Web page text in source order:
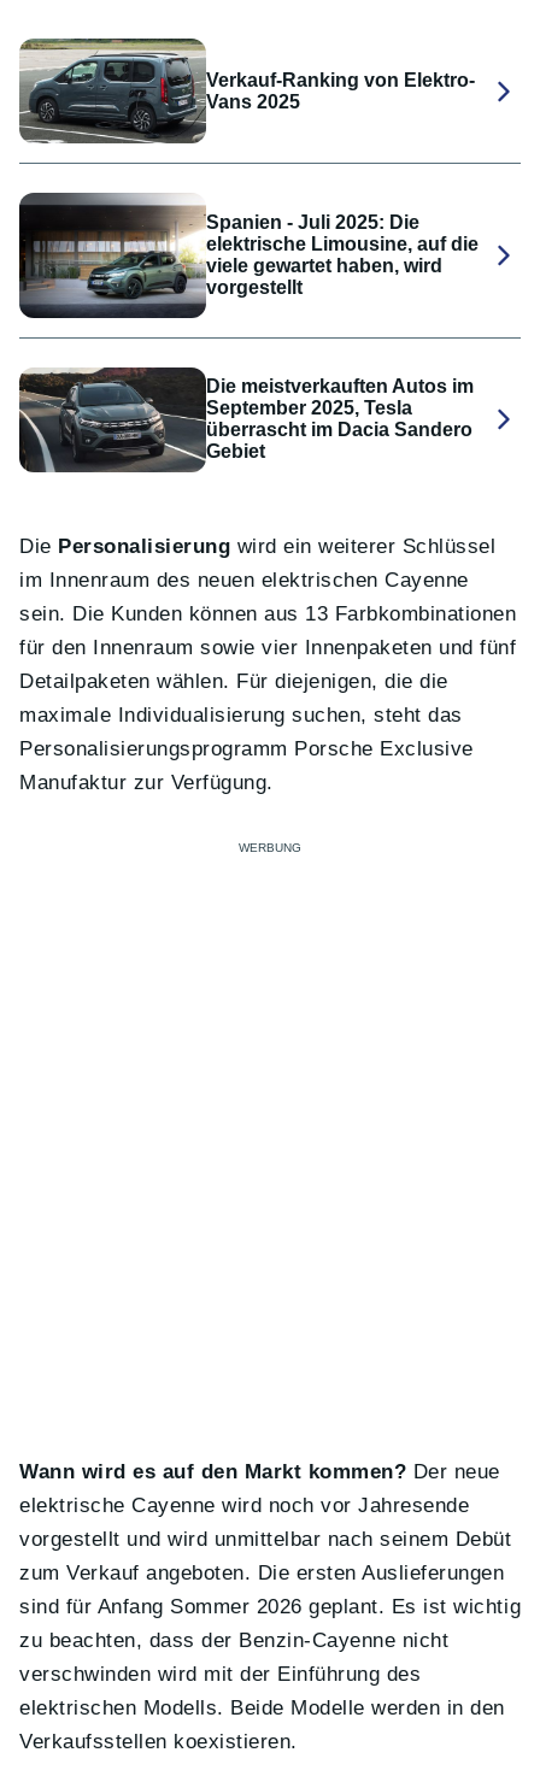
Verkauf-Ranking von Elektro-
Vans 2025
Spanien - Juli 2025: Die
elektrische Limousine, auf die
viele gewartet haben, wird
vorgestellt
Die meistverkauften Autos im
September 2025, Tesla
überrascht im Dacia Sandero
Gebiet
Die Personalisierung wird ein weiterer Schlüssel
im Innenraum des neuen elektrischen Cayenne
sein. Die Kunden können aus 13 Farbkombinationen
für den Innenraum sowie vier Innenpaketen und fünf
Detailpaketen wählen. Für diejenigen, die die
maximale Individualisierung suchen, steht das
Personalisierungsprogramm Porsche Exclusive
Manufaktur zur Verfügung.
Wann wird es auf den Markt kommen? Der neue
elektrische Cayenne wird noch vor Jahresende
vorgestellt und wird unmittelbar nach seinem Debüt
zum Verkauf angeboten. Die ersten Auslieferungen
sind für Anfang Sommer 2026 geplant. Es ist wichtig
zu beachten, dass der Benzin-Cayenne nicht
verschwinden wird mit der Einführung des
elektrischen Modells. Beide Modelle werden in den
Verkaufsstellen koexistieren.